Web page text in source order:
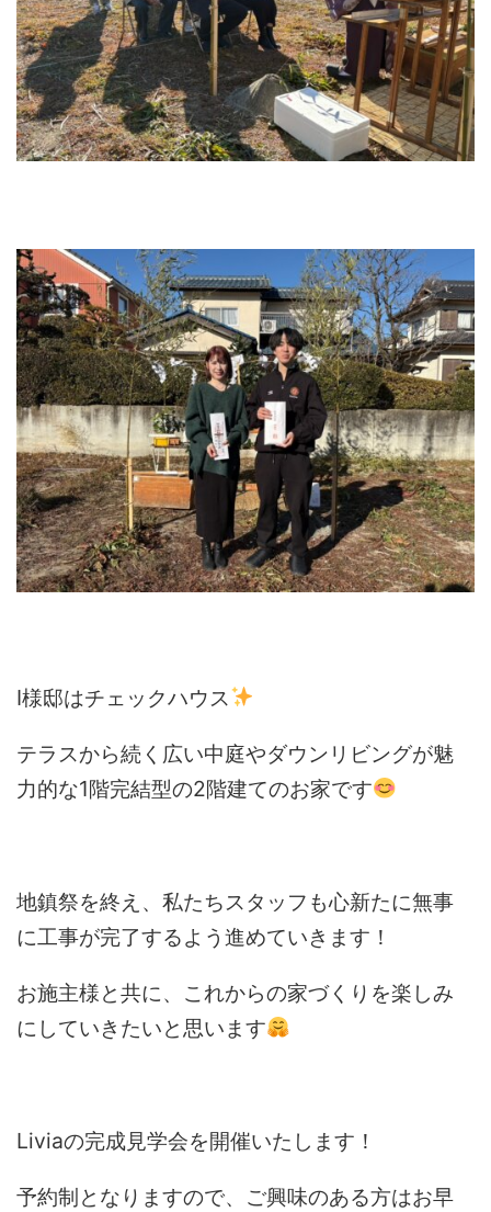
I様邸はチェックハウス
テラスから続く広い中庭やダウンリビングが魅
力的な1階完結型の2階建てのお家です
地鎮祭を終え、私たちスタッフも心新たに無事
に工事が完了するよう進めていきます！
お施主様と共に、これからの家づくりを楽しみ
にしていきたいと思います
Liviaの完成見学会を開催いたします！
予約制となりますので、ご興味のある方はお早